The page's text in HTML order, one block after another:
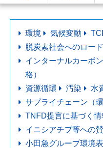
環境 気候変動
脱炭素社会へのロー
インターナルカーボ
格）
資源循環
汚染 水
サプライチェーン（環
TNFD提言に基づく
イニシアチブ等への
小田急グループ環境